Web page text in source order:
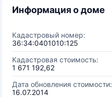
Информация о доме
Кадастровый номер:
36:34:0401010:125
Кадастровая стоимость:
1 671 192,62
Дата обновления стоимости:
16.07.2014